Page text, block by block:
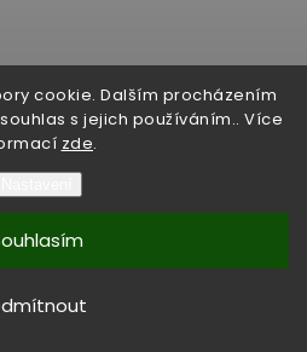
cookie. Dalším procházením
s jejich používáním.. Více
zde.